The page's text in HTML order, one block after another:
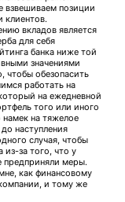
взвешиваем позиции
клиентов.
вкладов является
для себя
банка ниже той
значениями
чтобы обезопасить
работать на
на ежедневной
того или иного
намек на тяжелое
наступления
случая, чтобы
из-за того, что у
предприняли меры.
как финансовому
и тому же